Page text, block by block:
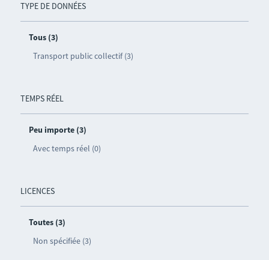
TYPE DE DONNÉES
Tous (3)
Transport public collectif (3)
TEMPS RÉEL
Peu importe (3)
Avec temps réel (0)
LICENCES
Toutes (3)
Non spécifiée (3)